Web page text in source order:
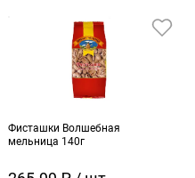
Фисташки Волшебная
мельница 140г